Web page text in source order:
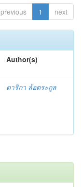
previous 1 next
Author(s)
ดาริกา ล้อตระกูล